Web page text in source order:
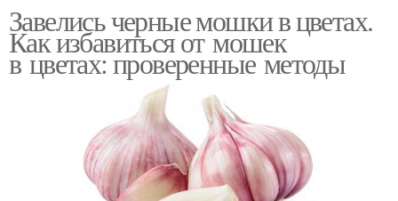
Завелись черные мошки в цветах.
Как избавиться от мошек
в цветах: проверенные методы